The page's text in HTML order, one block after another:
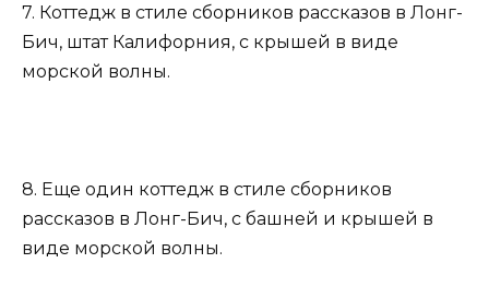
7. Коттедж в стиле сборников рассказов в Лонг-
Бич, штат Калифорния, с крышей в виде
морской волны.
8. Еще один коттедж в стиле сборников
рассказов в Лонг-Бич, с башней и крышей в
виде морской волны.